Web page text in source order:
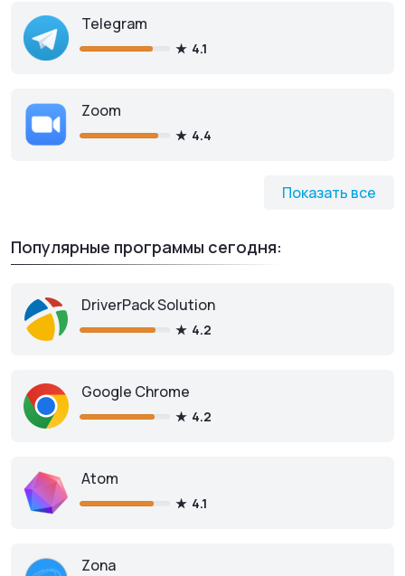
Показать все
Telegram
4.1
Zoom
4.4
Популярные программы сегодня:
DriverPack Solution
4.2
Google Chrome
4.2
Atom
4.1
Zona